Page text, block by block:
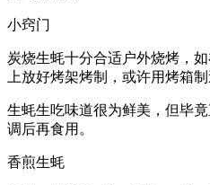
小窍门
炭烧生蚝十分合适户外烧烤，
上放好烤架烤制，或许用烤箱
生蚝生吃味道很为鲜美，但毕
调后再食用。
香煎生蚝